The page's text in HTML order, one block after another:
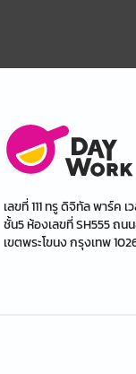
เลขที่ 111 ทรู ดิจิทัล พาร์ค
ชั้น5 ห้องเลขที่ SH555 ถ
เขตพระโขนง กรุงเทพ